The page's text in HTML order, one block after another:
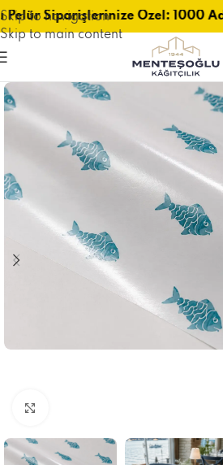
Skip to navigation
Skip to main content
Pelür Siparişlerinize Özel: 1000